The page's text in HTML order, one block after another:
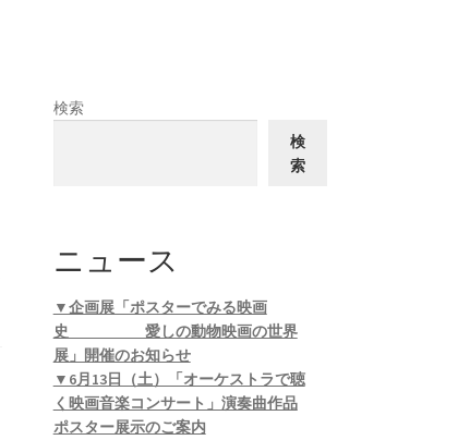
検索
検
索
ニュース
▼企画展「ポスターでみる映画
史 愛しの動物映画の世界
展」開催のお知らせ
▼6月13日（土）「オーケストラで聴
く映画音楽コンサート」演奏曲作品
ポスター展示のご案内